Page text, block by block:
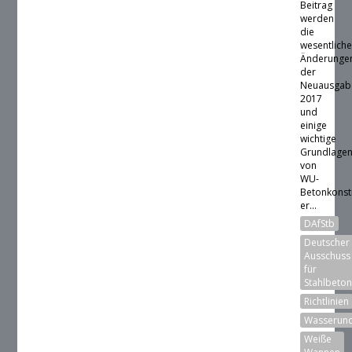
Beitrag
werden
die
der
2017
und
einige
wichtige
von
WU-
er...
DAfStb
Deutscher
Ausschuss
für
Stahlbeton
Richtlinien
Weiße